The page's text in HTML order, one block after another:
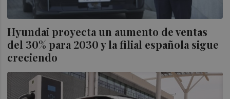
Hyundai proyecta un aumento de ventas
del 30% para 2030 y la filial española sigue
creciendo